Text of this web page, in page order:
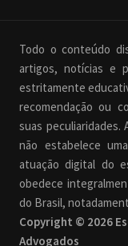
Todo o conteúdo
artigos, notícias e
estritamente
recomendação ou
suas peculiaridades.
não estabelece
atuação digital do
obedece
do Brasil,
Copyright © 2026
Advogados